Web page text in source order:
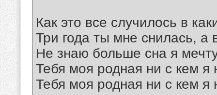
Как это все случилось в
Три года ты мне снилась, а
Не знаю больше сна я
Тебя моя родная ни с кем я
Тебя моя родная ни с кем я